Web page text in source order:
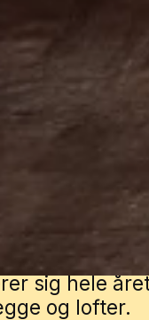
og
ekskrementer
og
breder sig
sig hele
og lofter.